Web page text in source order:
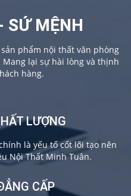
SỨ MỆNH
phẩm nội thất văn phòng
Mang lại sự hài lòng và thịnh
hàng.
LƯỢNG
là yếu tố cốt lõi tạo nên
Nội Thất Minh Tuân.
CẤP